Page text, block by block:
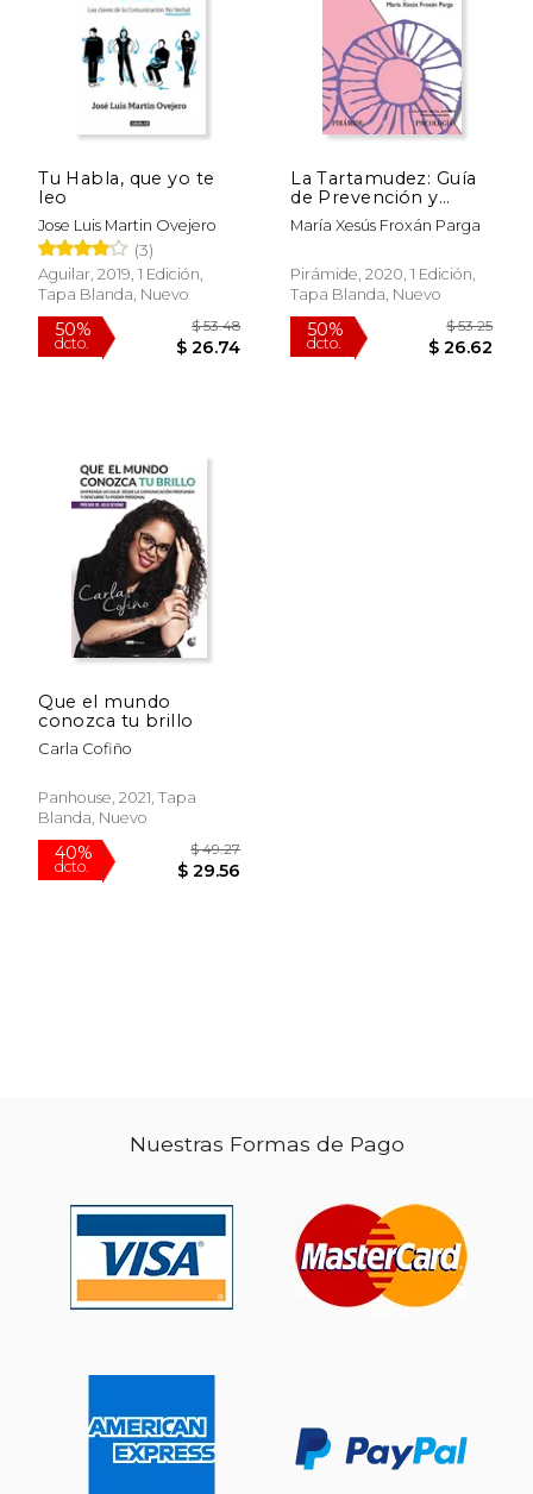
40% 50%
dcto.
Tu Habla, que yo te
leo
Jose Luis Martin Ovejero
(3)
Aguilar, 2019, 1 Edición,
Tapa Blanda, Nuevo
50%
La Tartamudez: Guía
de Prevención y
Tratamiento Infantil
María Xesús Froxán Parga
Pirámide, 2020, 1 Edición,
Tapa Blanda, Nuevo
Que el mundo
conozca tu brillo
Carla Cofiño
Panhouse, 2021, Tapa
Blanda, Nuevo
40% $ 49.27
$ 29.56
Nuestras Formas de Pago